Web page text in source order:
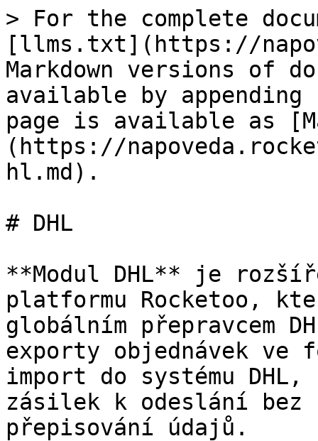
> For the complete
[llms.txt](https://
Markdown versions of
available by
page is available as
(https://
hl.md).
# DHL
**Modul DHL** je
platformu Rocketoo,
globálním přepravcem
exporty objednávek ve
import do systému
zásilek k odeslání bez
přepisování údajů.